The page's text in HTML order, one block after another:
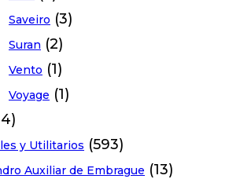
Saveiro (3)
Suran (2)
Vento (1)
Voyage (1)
y Utilitarios (593)
Auxiliar de Embrague (13)